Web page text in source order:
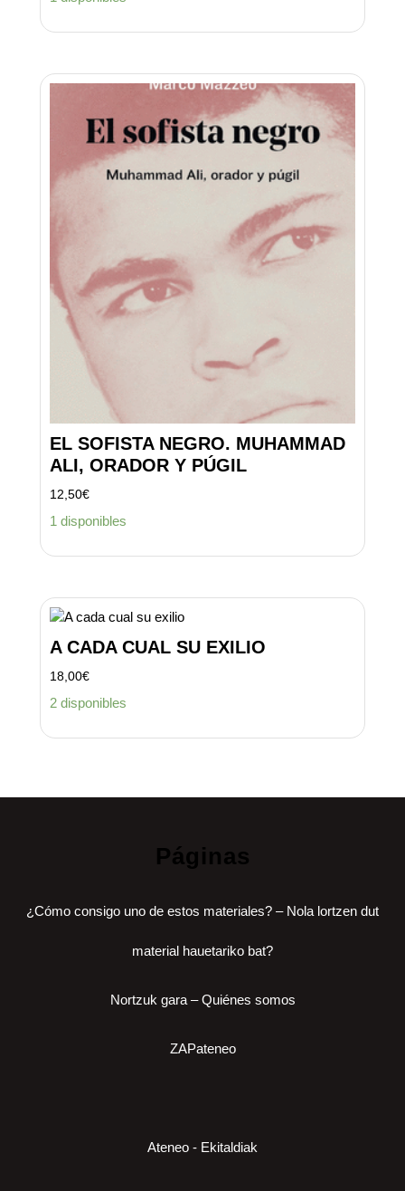
EL SOFISTA NEGRO. MUHAMMAD
ALI, ORADOR Y PÚGIL
12,50€
1 disponibles
A CADA CUAL SU EXILIO
18,00€
2 disponibles
Páginas
¿Cómo consigo uno de estos materiales? – Nola lortzen dut
material hauetariko bat?
Nortzuk gara – Quiénes somos
ZAPateneo
Ateneo - Ekitaldiak